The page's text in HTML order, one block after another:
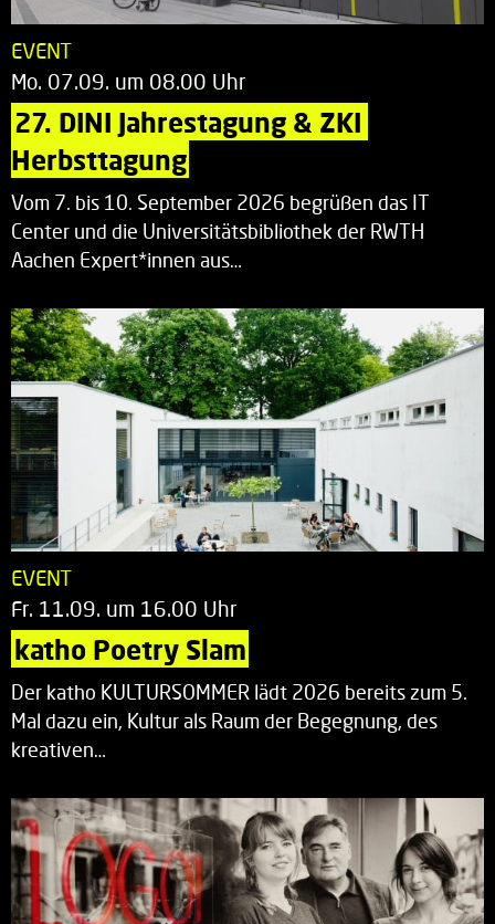
EVENT
Mo. 07.09. um 08.00 Uhr
27. DINI Jahrestagung & ZKI
Herbsttagung
Vom 7. bis 10. September 2026 begrüßen das IT
Center und die Universitätsbibliothek der RWTH
Aachen Expert*innen aus…
EVENT
Fr. 11.09. um 16.00 Uhr
katho Poetry Slam
Der katho KULTURSOMMER lädt 2026 bereits zum 5.
Mal dazu ein, Kultur als Raum der Begegnung, des
kreativen…